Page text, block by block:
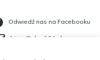
Odwiedź nas na Facebooku
biuro@slonik24.pl